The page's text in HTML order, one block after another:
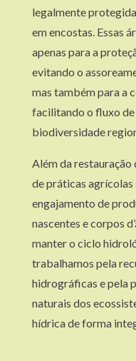
legalmente
em encostas. Essas
apenas para a
evitando o
mas também para a
facilitando o fluxo
biodiversidade
Além da restauração
de práticas agrícolas
engajamento de
nascentes e corpos
manter o ciclo
trabalhamos pela
hidrográficas e pela
naturais dos
hídrica de forma